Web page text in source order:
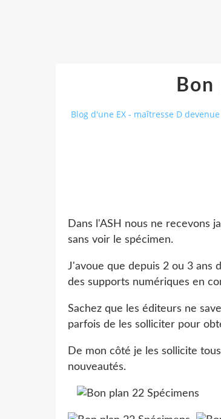
Blog d'une EX - maîtresse D devenue
Dans l'ASH nous ne recevons
sans voir le spécimen.
J'avoue que depuis 2 ou 3 ans
des supports numériques en
Sachez que les éditeurs ne
parfois de les solliciter pour
De mon côté je les sollicite
nouveautés.